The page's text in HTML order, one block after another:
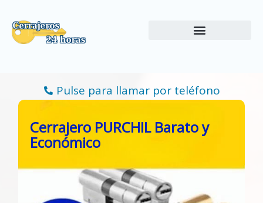
contenido
Pulse para llamar por teléfono
Cerrajero PURCHIL Barato y
Económico